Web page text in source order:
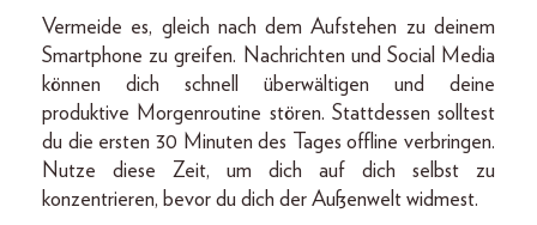
Vermeide es, gleich nach dem Aufstehen zu deinem
Smartphone zu greifen. Nachrichten und Social Media
können dich schnell überwältigen und deine
produktive Morgenroutine stören. Stattdessen solltest
du die ersten 30 Minuten des Tages offline verbringen.
Nutze diese Zeit, um dich auf dich selbst zu
konzentrieren, bevor du dich der Außenwelt widmest.